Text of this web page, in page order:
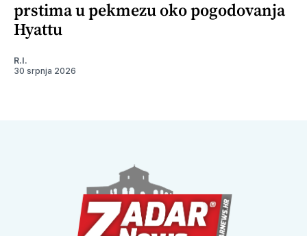
prstima u pekmezu oko pogodovanja
Hyattu
R.I.
30 srpnja 2026